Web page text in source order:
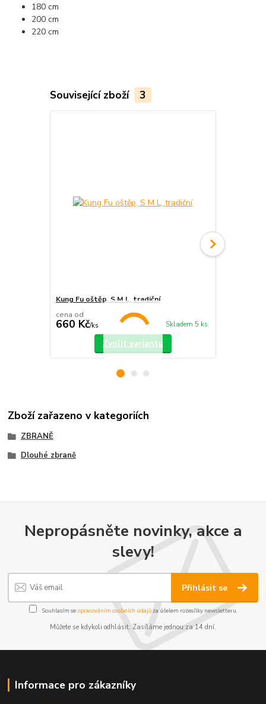
180 cm
200 cm
220 cm
Související zboží 3
Kung Fu oštěp, S M L, tradiční
cena od
660 Kč/ks Skladem 5 ks
Zvolit variantu
Zboží zařazeno v kategoriích
ZBRANĚ
Dlouhé zbraně
Nepropásněte novinky, akce a
slevy!
Přihlásit se
Souhlasím se zpracováním osobních údajůza účelem rozesílky newsletteru.
Můžete se kdykoli odhlásit. Zasíláme jednou za 14 dní.
Informace pro zákazníky